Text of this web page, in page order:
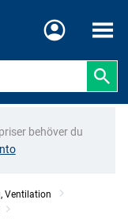
Meny
behöver du
Ventilation